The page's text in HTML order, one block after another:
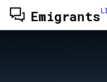
Emigrants